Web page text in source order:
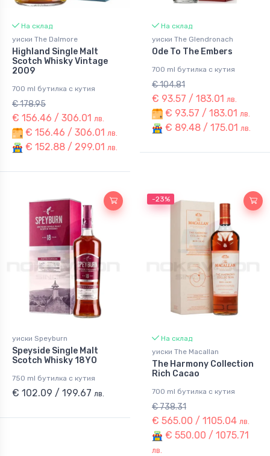
На склад
уиски The Dalmore
Highland Single Malt
Scotch Whisky Vintage
2009
700 ml бутилка с кутия
€ 178.95
€ 156.46 / 306.01 лв.
€ 156.46 / 306.01 лв.
€ 152.88 / 299.01 лв.
На склад
уиски The Glendronach
Ode To The Embers
700 ml бутилка с кутия
€ 104.81
€ 93.57 / 183.01 лв.
€ 93.57 / 183.01 лв.
€ 89.48 / 175.01 лв.
уиски Speyburn
Speyside Single Malt
Scotch Whisky 18YO
750 ml бутилка с кутия
€ 102.09 / 199.67 лв.
-23%
На склад
уиски The Macallan
The Harmony Collection
Rich Cacao
700 ml бутилка с кутия
€ 738.31
€ 565.00 / 1105.04 лв.
€ 550.00 / 1075.71
лв.